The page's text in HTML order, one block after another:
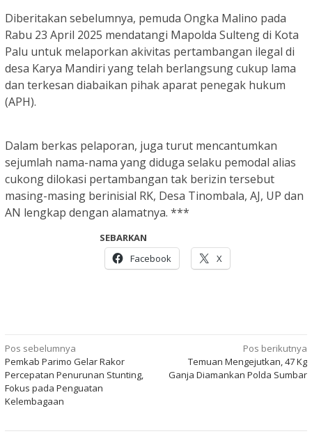
Diberitakan sebelumnya, pemuda Ongka Malino pada
Rabu 23 April 2025 mendatangi Mapolda Sulteng di Kota
Palu untuk melaporkan akivitas pertambangan ilegal di
desa Karya Mandiri yang telah berlangsung cukup lama
dan terkesan diabaikan pihak aparat penegak hukum
(APH).
Dalam berkas pelaporan, juga turut mencantumkan
sejumlah nama-nama yang diduga selaku pemodal alias
cukong dilokasi pertambangan tak berizin tersebut
masing-masing berinisial RK, Desa Tinombala, AJ, UP dan
AN lengkap dengan alamatnya. ***
SEBARKAN
Facebook
X
Navigasi
pos
Pos sebelumnya
Pemkab Parimo Gelar Rakor
Percepatan Penurunan Stunting,
Fokus pada Penguatan
Kelembagaan
Pos berikutnya
Temuan Mengejutkan, 47 Kg
Ganja Diamankan Polda Sumbar